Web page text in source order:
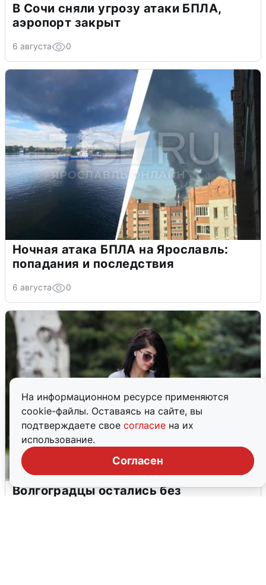
На информационном ресурсе применяются
cookie-файлы. Оставаясь на сайте, вы
подтверждаете свое согласие на их
использование.
Согласен
В Сочи сняли угрозу атаки БПЛА,
аэропорт закрыт
6 августа 0
Ночная атака БПЛА на Ярославль:
попадания и последствия
6 августа 0
Волгоградцы остались без